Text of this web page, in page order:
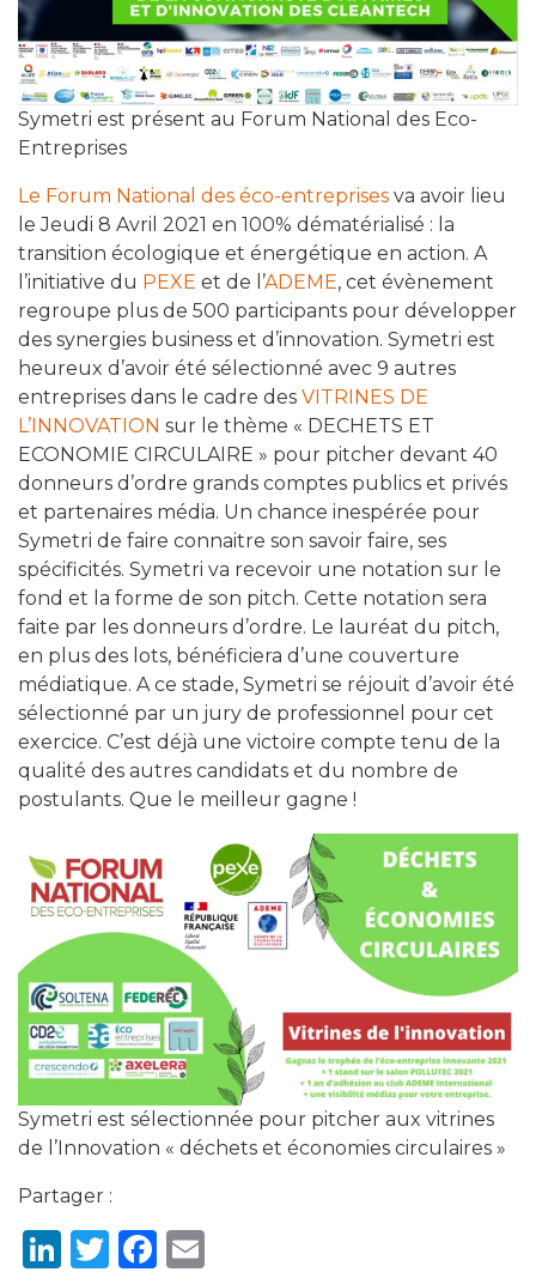
Symetri est présent au Forum National des Eco-
Entreprises
Le Forum National des éco-entreprises va avoir lieu
le Jeudi 8 Avril 2021 en 100% dématérialisé : la
transition écologique et énergétique en action. A
l’initiative du PEXE et de l’ADEME, cet évènement
regroupe plus de 500 participants pour développer
des synergies business et d’innovation. Symetri est
heureux d’avoir été sélectionné avec 9 autres
entreprises dans le cadre des VITRINES DE
L’INNOVATION sur le thème « DECHETS ET
ECONOMIE CIRCULAIRE » pour pitcher devant 40
donneurs d’ordre grands comptes publics et privés
et partenaires média. Un chance inespérée pour
Symetri de faire connaitre son savoir faire, ses
spécificités. Symetri va recevoir une notation sur le
fond et la forme de son pitch. Cette notation sera
faite par les donneurs d’ordre. Le lauréat du pitch,
en plus des lots, bénéficiera d’une couverture
médiatique. A ce stade, Symetri se réjouit d’avoir été
sélectionné par un jury de professionnel pour cet
exercice. C’est déjà une victoire compte tenu de la
qualité des autres candidats et du nombre de
postulants. Que le meilleur gagne !
Symetri est sélectionnée pour pitcher aux vitrines
de l’Innovation « déchets et économies circulaires »
Partager :
LinkedIn
Twitter
Facebook